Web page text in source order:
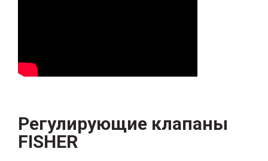
Регулирующие клапаны
FISHER